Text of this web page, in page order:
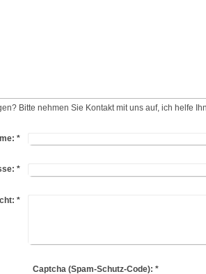
Bitte nehmen Sie Kontakt mit uns auf, ich helfe
*
*
*
Captcha (Spam-Schutz-Code): *